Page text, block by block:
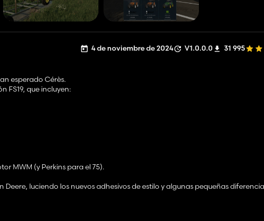
4 de noviembre de 2024 V1.0.0.0 31 995
esperado Cérès.
FS19, que incluyen:
MWM (y Perkins para el 75).
Deere, luciendo los nuevos adhesivos de estilo y algunas pequeñas
3400x vendidos desde 1995 para completar su gama de pequeños tractores.